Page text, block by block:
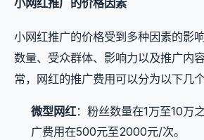
小网红推广的价格因素
小网红推广的价格受到多种因素的影
数量、受众群体、影响力以及推广内
常，网红的推广费用可以分为以下几个
微型网红：粉丝数量在1万至10万
广费用在500元至2000元/次。